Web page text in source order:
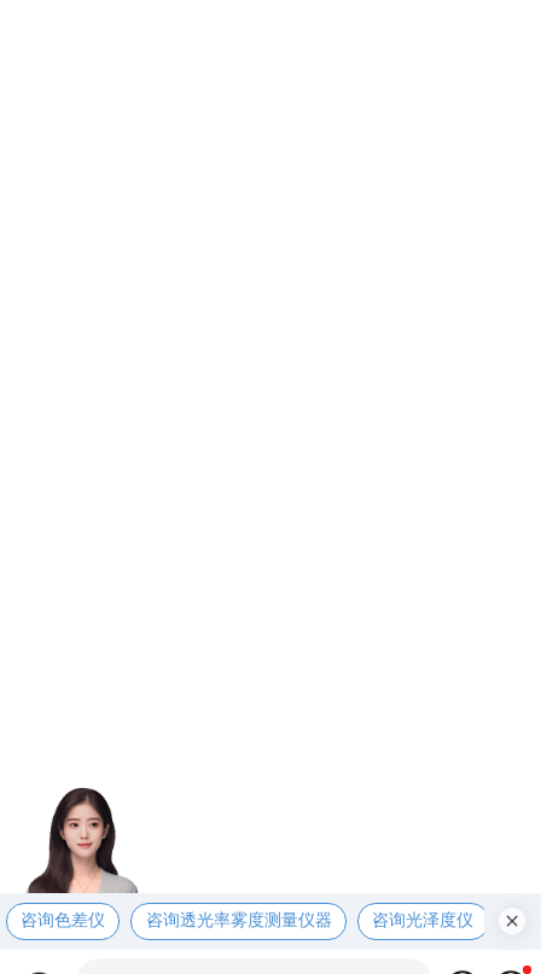
咨询色差仪 咨询透光率雾度测量仪器 咨询光泽度仪 咨